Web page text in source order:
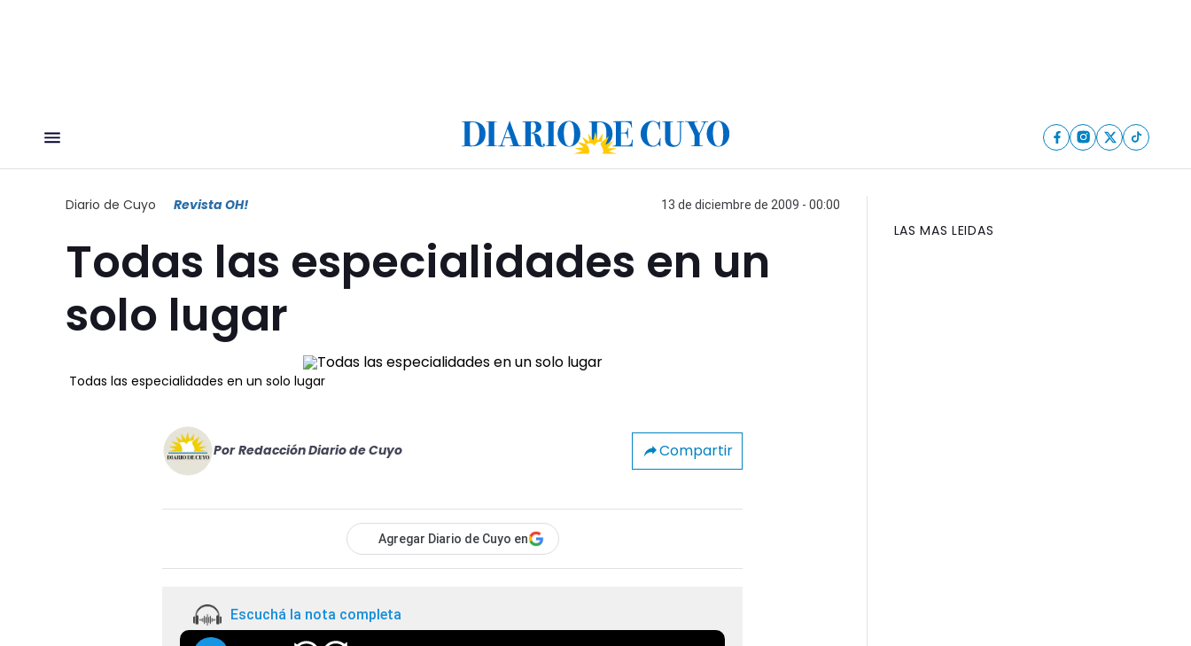
Diario de Cuyo Revista OH! 13 de diciembre de 2009 - 00:00
Todas las especialidades en un
solo lugar
Todas las especialidades en un solo lugar
Por Redacción Diario de Cuyo Compartir
Agregar Diario de Cuyo en
Escuchá la nota completa
LAS MAS LEIDAS